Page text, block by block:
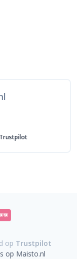
Trustpilot
op Trustpilot
op Maisto.nl